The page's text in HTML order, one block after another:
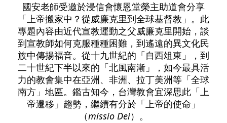
國安老師受邀於浸信會懷恩堂榮主助道會分享
「上帝搬家中？從威廉克里到全球基督教」。此
專題內容由近代宣教運動之父威廉克里開始，談
到宣教師如何克服種種困難，到遙遠的異文化民
族中傳揚福音。從十九世紀的「自西俎東」，到
二十世紀下半以來的「北風南漸」，如今最具活
力的教會集中在亞洲、非洲、拉丁美洲等「全球
南方」地區。鑑古知今，台灣教會宜深思此「上
帝遷移」趨勢，繼續有分於「上帝的使命」
（missio Dei）。